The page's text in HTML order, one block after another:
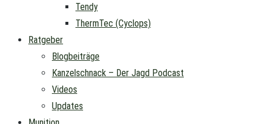
Tendy
ThermTec (Cyclops)
Ratgeber
Blogbeiträge
Kanzelschnack – Der Jagd Podcast
Videos
Updates